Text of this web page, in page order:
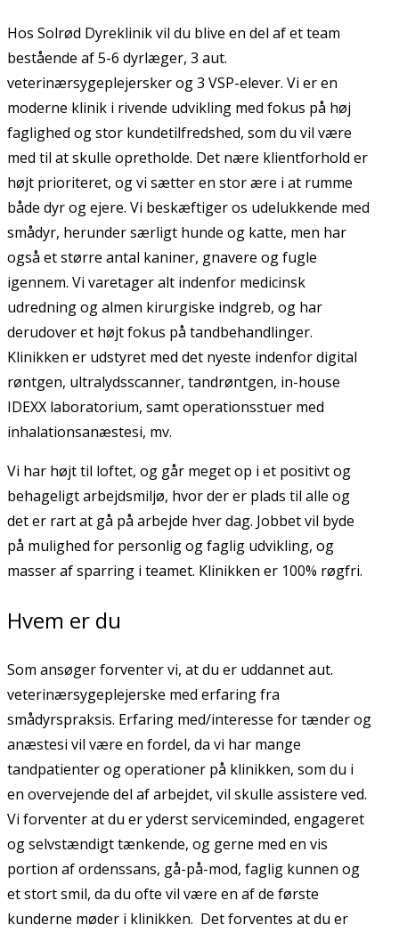
Hos Solrød Dyreklinik vil du blive en del af et team
bestående af 5-6 dyrlæger, 3 aut.
veterinærsygeplejersker og 3 VSP-elever. Vi er en
moderne klinik i rivende udvikling med fokus på høj
faglighed og stor kundetilfredshed, som du vil være
med til at skulle opretholde. Det nære klientforhold er
højt prioriteret, og vi sætter en stor ære i at rumme
både dyr og ejere. Vi beskæftiger os udelukkende med
smådyr, herunder særligt hunde og katte, men har
også et større antal kaniner, gnavere og fugle
igennem. Vi varetager alt indenfor medicinsk
udredning og almen kirurgiske indgreb, og har
derudover et højt fokus på tandbehandlinger.
Klinikken er udstyret med det nyeste indenfor digital
røntgen, ultralydsscanner, tandrøntgen, in-house
IDEXX laboratorium, samt operationsstuer med
inhalationsanæstesi, mv.
Vi har højt til loftet, og går meget op i et positivt og
behageligt arbejdsmiljø, hvor der er plads til alle og
det er rart at gå på arbejde hver dag. Jobbet vil byde
på mulighed for personlig og faglig udvikling, og
masser af sparring i teamet. Klinikken er 100% røgfri.
Hvem er du
Som ansøger forventer vi, at du er uddannet aut.
veterinærsygeplejerske med erfaring fra
smådyrspraksis. Erfaring med/interesse for tænder og
anæstesi vil være en fordel, da vi har mange
tandpatienter og operationer på klinikken, som du i
en overvejende del af arbejdet, vil skulle assistere ved.
Vi forventer at du er yderst serviceminded, engageret
og selvstændigt tænkende, og gerne med en vis
portion af ordenssans, gå-på-mod, faglig kunnen og
et stort smil, da du ofte vil være en af de første
kunderne møder i klinikken. Det forventes at du er